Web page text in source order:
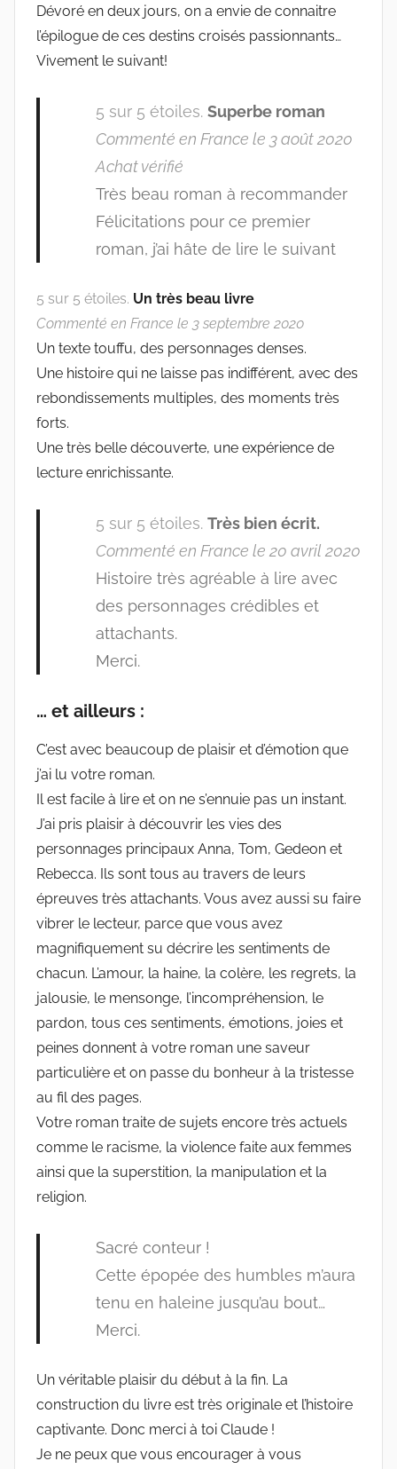
Dévoré en deux jours, on a envie de connaitre
l’épilogue de ces destins croisés passionnants…
Vivement le suivant!
5 sur 5 étoiles. Superbe roman
Commenté en France le 3 août 2020
Achat vérifié
Très beau roman à recommander
Félicitations pour ce premier
roman, j’ai hâte de lire le suivant
5 sur 5 étoiles. Un très beau livre
Commenté en France le 3 septembre 2020
Un texte touffu, des personnages denses.
Une histoire qui ne laisse pas indifférent, avec des
rebondissements multiples, des moments très
forts.
Une très belle découverte, une expérience de
lecture enrichissante.
5 sur 5 étoiles. Très bien écrit.
Commenté en France le 20 avril 2020
Histoire très agréable à lire avec
des personnages crédibles et
attachants.
Merci.
… et ailleurs :
C’est avec beaucoup de plaisir et d’émotion que
j’ai lu votre roman.
Il est facile à lire et on ne s’ennuie pas un instant.
J’ai pris plaisir à découvrir les vies des
personnages principaux Anna, Tom, Gedeon et
Rebecca. Ils sont tous au travers de leurs
épreuves très attachants. Vous avez aussi su faire
vibrer le lecteur, parce que vous avez
magnifiquement su décrire les sentiments de
chacun. L’amour, la haine, la colère, les regrets, la
jalousie, le mensonge, l’incompréhension, le
pardon, tous ces sentiments, émotions, joies et
peines donnent à votre roman une saveur
particulière et on passe du bonheur à la tristesse
au fil des pages.
Votre roman traite de sujets encore très actuels
comme le racisme, la violence faite aux femmes
ainsi que la superstition, la manipulation et la
religion.
Sacré conteur !
Cette épopée des humbles m’aura
tenu en haleine jusqu’au bout…
Merci.
Un véritable plaisir du début à la fin. La
construction du livre est très originale et l’histoire
captivante. Donc merci à toi Claude !
Je ne peux que vous encourager à vous